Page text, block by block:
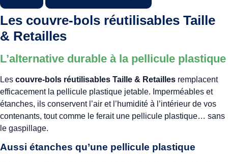
Les couvre-bols réutilisables Taille
& Retailles
L’alternative durable à la pellicule plastique
Les couvre-bols réutilisables Taille & Retailles remplacent
efficacement la pellicule plastique jetable. Imperméables et
étanches, ils conservent l’air et l’humidité à l’intérieur de vos
contenants, tout comme le ferait une pellicule plastique… sans
le gaspillage.
Aussi étanches qu’une pellicule plastique